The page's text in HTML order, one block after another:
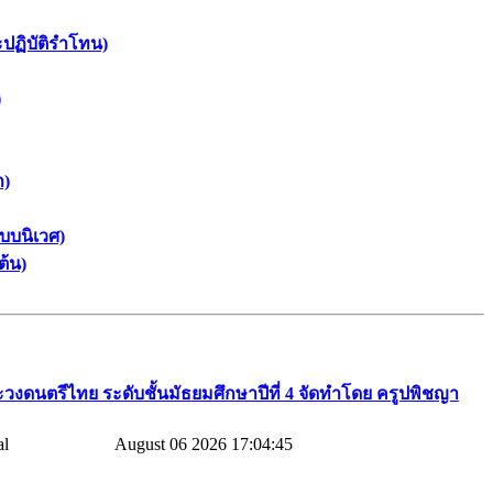
ฏิบัติรำโทน)
)
บนิเวศ)
น)
วงดนตรีไทย​ ระดับชั้นมัธยมศึกษาปีที่​ 4​ จัดทำโดย​ ครูปพิชญา​
August 06 2026 17:04:45